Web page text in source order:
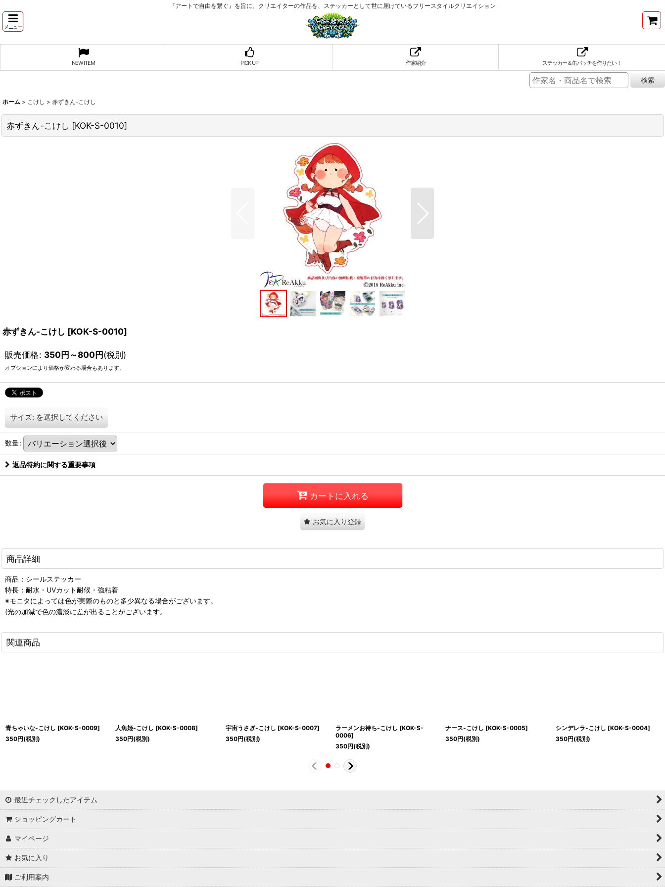
『アートで自由を繋ぐ』を旨に、クリエイターの作品を、ステッカーとして世に届けているフリースタイルクリエイション
メニュー
NEW ITEM PICK UP 作家紹介 ステッカー＆缶バッチを作りたい！
ホーム > こけし > 赤ずきん-こけし
赤ずきん-こけし [KOK-S-0010]
赤ずきん-こけし [KOK-S-0010]
販売価格: 350円～800円(税別)
オプションにより価格が変わる場合もあります。
サイズ: を選択してください
数量:
返品特約に関する重要事項
カートに入れる
お気に入り登録
商品詳細
商品：シールステッカー
特長：耐水・UVカット耐候・強粘着
※モニタによっては色が実際のものと多少異なる場合がございます。
(光の加減で色の濃淡に差が出ることがございます。
関連商品
青ちゃいな-こけし [KOK-S-0009]
350円(税別)
人魚姫-こけし [KOK-S-0008]
350円(税別)
宇宙うさぎ-こけし [KOK-S-0007]
350円(税別)
ラーメンお待ち-こけし [KOK-S-
0006]
350円(税別)
ナース-こけし [KOK-S-0005]
350円(税別)
シンデレラ-こけし [KOK-S-0004]
350円(税別)
最近チェックしたアイテム
ショッピングカート
マイページ
お気に入り
ご利用案内